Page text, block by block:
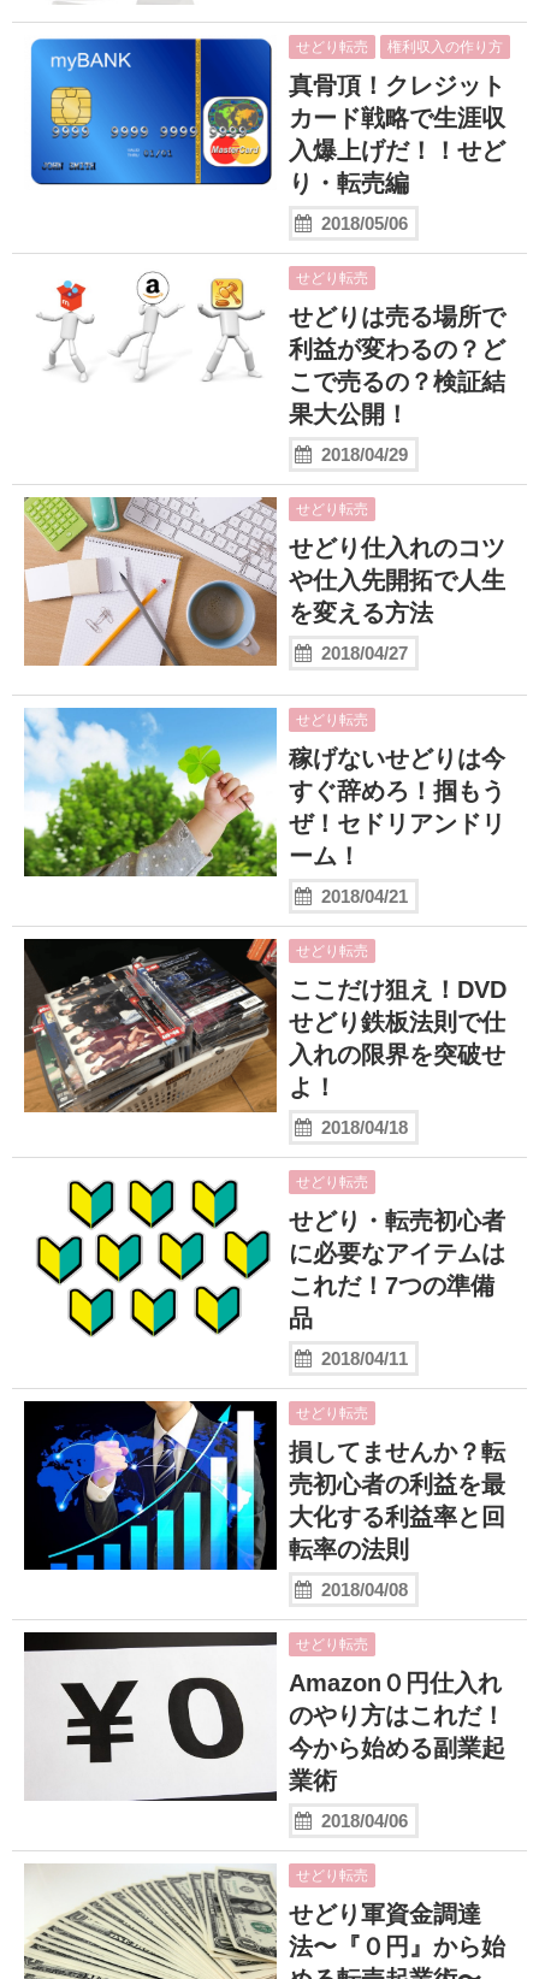
せどり転売 権利収入の作り方
真骨頂！クレジット
カード戦略で生涯収
入爆上げだ！！せど
り・転売編
2018/05/06
せどり転売
せどりは売る場所で
利益が変わるの？ど
こで売るの？検証結
果大公開！
2018/04/29
せどり転売
せどり仕入れのコツ
や仕入先開拓で人生
を変える方法
2018/04/27
せどり転売
稼げないせどりは今
すぐ辞めろ！掴もう
ぜ！セドリアンドリ
ーム！
2018/04/21
せどり転売
ここだけ狙え！DVD
せどり鉄板法則で仕
入れの限界を突破せ
よ！
2018/04/18
せどり転売
せどり・転売初心者
に必要なアイテムは
これだ！7つの準備
品
2018/04/11
せどり転売
損してませんか？転
売初心者の利益を最
大化する利益率と回
転率の法則
2018/04/08
せどり転売
Amazon０円仕入れ
のやり方はこれだ！
今から始める副業起
業術
2018/04/06
せどり転売
せどり軍資金調達
法〜『０円』から始